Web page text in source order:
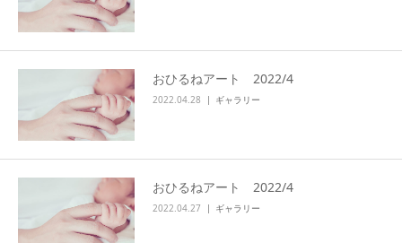
おひるねアート 2022/4
2022.04.28 ギャラリー
おひるねアート 2022/4
2022.04.27 ギャラリー